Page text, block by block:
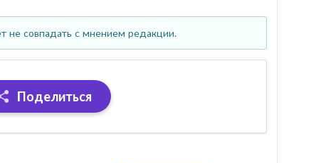
не совпадать с мнением редакции.
Поделиться